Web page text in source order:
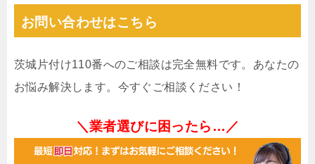
お問い合わせはこちら
茨城片付け110番へのご相談は完全無料です。あなたの
お悩み解決します。今すぐご相談ください！
＼業者選びに困ったら…／